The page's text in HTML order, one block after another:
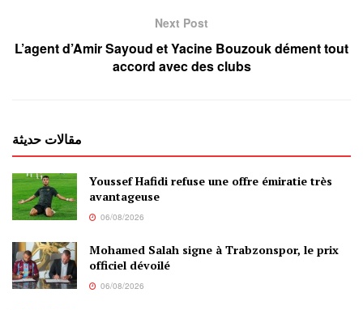
Next Post
L’agent d’Amir Sayoud et Yacine Bouzouk dément tout
accord avec des clubs
مقالات حديثة
Youssef Hafidi refuse une offre émiratie très
avantageuse
06/08/2026
Mohamed Salah signe à Trabzonspor, le prix
officiel dévoilé
06/08/2026